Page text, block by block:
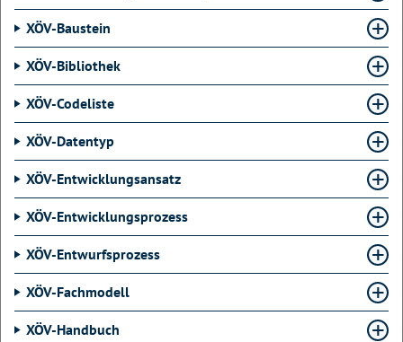
XÖV-Baustein
XÖV-Bibliothek
XÖV-Codeliste
XÖV-Datentyp
XÖV-Entwicklungsansatz
XÖV-Entwicklungsprozess
XÖV-Entwurfsprozess
XÖV-Fachmodell
XÖV-Handbuch